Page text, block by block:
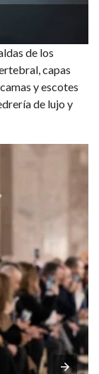
de los
capas
y escotes
de lujo y